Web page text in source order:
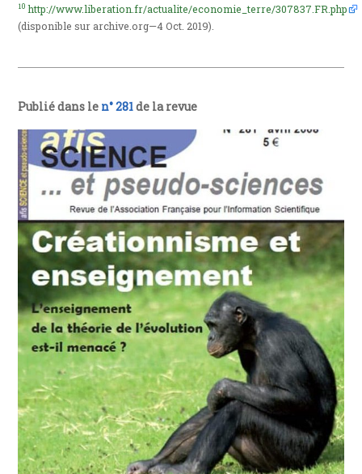
10 http://www.liberation.fr/actualite/economie_terre/307837.FR.php
(disponible sur archive.org—4 Oct. 2019).
Publié dans le n° 281de la revue